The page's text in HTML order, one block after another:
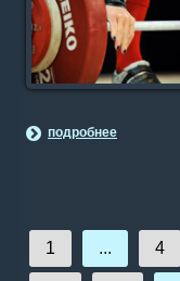
подробнее
1 ... 4